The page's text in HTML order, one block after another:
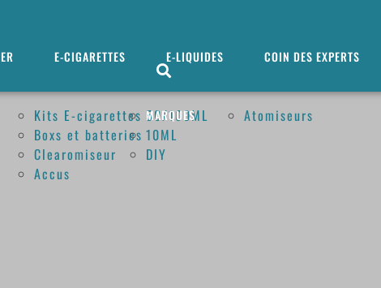
E-CIGARETTES
Kits E-cigarettes
Boxs et batteries
Clearomiseur
Accus
E-LIQUIDES
50/100ML
10ML
DIY
COIN DES EXPERTS
Atomiseurs
MARQUES